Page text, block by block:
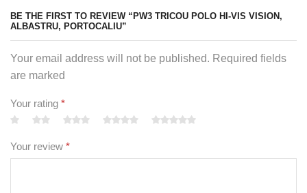
BE THE FIRST TO REVIEW “PW3 TRICOU POLO HI-VIS VISION,
ALBASTRU, PORTOCALIU”
Your email address will not be published. Required fields
are marked
Your rating *
Your review *